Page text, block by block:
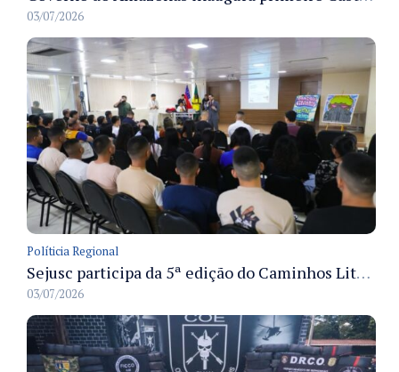
03/07/2026
Políticia Regional
Sejusc participa da 5ª edição do Caminhos Literários com foco na cultura hip-hop nas unidades socioeducativas
03/07/2026